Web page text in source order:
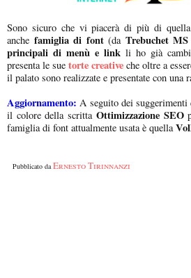
Sono sicuro che vi piacerà di più di
anche famiglia di font(da Trebuchet MS
principali di menù e link li ho già
presenta le sue torte creative che oltre a
il palato sono realizzate e presentate con una
Aggiornamento: A seguito dei
il colore della scritta Ottimizzazione SEO
famiglia di font attualmente usata è quella
Pubblicato daErnesto Tirinnanzi